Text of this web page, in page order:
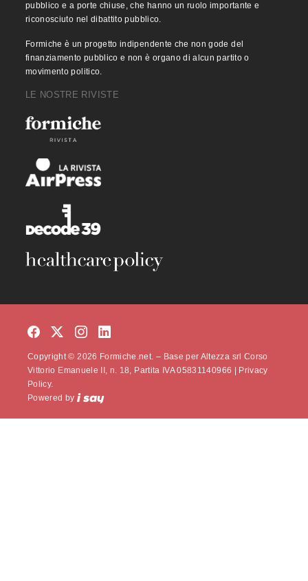
pubblico e a porte chiuse, che hanno un ruolo importante e
riconosciuto nel dibattito pubblico.
Formiche è un progetto indipendente che non gode del
finanziamento pubblico e non è organo di alcun partito o
movimento politico.
LE NOSTRE RIVISTE
Copyright © 2026 Formiche.net. – Base per Altezza srl Corso
Vittorio Emanuele II, n. 18, Partita IVA 05831140966 | Privacy
Policy.
Powered by